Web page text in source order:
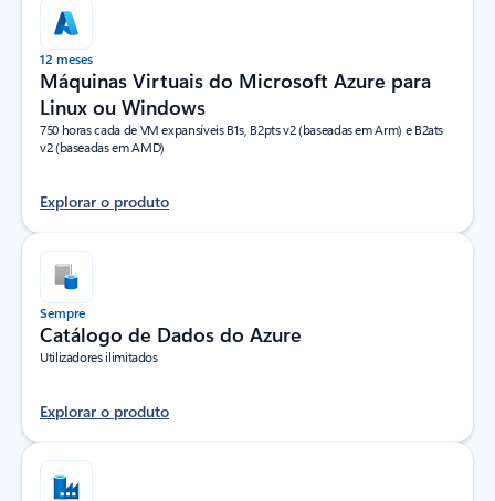
12 meses
Máquinas Virtuais do Microsoft Azure para
Linux ou Windows
750 horas cada de VM expansíveis B1s, B2pts v2 (baseadas em Arm) e B2ats
v2 (baseadas em AMD)
Explorar o produto
Sempre
Catálogo de Dados do Azure
Utilizadores ilimitados
Explorar o produto